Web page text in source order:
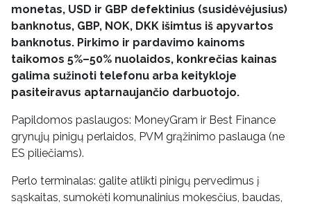
monetas, USD ir GBP defektinius (susidėvėjusius)
banknotus, GBP, NOK, DKK išimtus iš apyvartos
banknotus. Pirkimo ir pardavimo kainoms
taikomos 5%–50% nuolaidos, konkrečias kainas
galima sužinoti telefonu arba keitykloje
pasiteiravus aptarnaujančio darbuotojo.
Papildomos paslaugos: MoneyGram ir Best Finance
grynųjų pinigų perlaidos, PVM grąžinimo paslauga (ne
ES piliečiams).
Perlo terminalas: galite atlikti pinigų pervedimus į
sąskaitas, sumokėti komunalinius mokesčius, baudas,